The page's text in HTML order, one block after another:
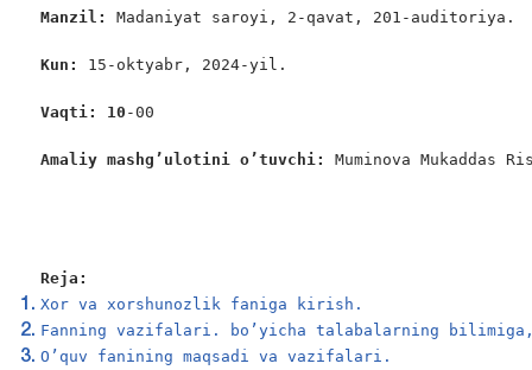
Manzil: Madaniyat saroyi, 2-qavat, 201-auditoriya.
Kun: 15-oktyabr, 2024-yil.
Vaqti: 10 -00
Amaliy mashg’ulotini o’tuvchi: Muminova Mukaddas
Reja:
Xor va xorshunozlik faniga kirish.
Fanning vazifalari. bo’yicha talabalarning
O’quv fanining maqsadi va vazifalari.